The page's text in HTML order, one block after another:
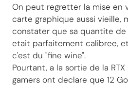
On peut regretter la mise en
carte graphique aussi vieille,
constater que sa quantite de
etait parfaitement calibree,
c'est du "fine wine".
Pourtant, a la sortie de la
gamers ont declare que 12